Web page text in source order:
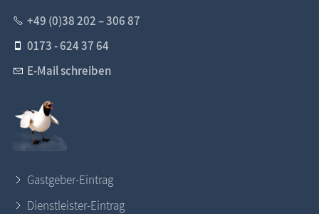
+49 (0)38 202 – 306 87
0173 - 624 37 64
E-Mail schreiben
Gastgeber-Eintrag
Dienstleister-Eintrag